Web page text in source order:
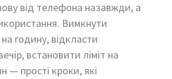
від телефона назавжди, а
Вимкнути
годину, відкласти
встановити ліміт на
— прості кроки, які